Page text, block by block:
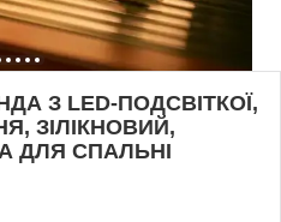
З LED-ПОДСВІТКОЇ,
ЗІЛІКНОВИЙ,
ДЛЯ СПАЛЬНІ